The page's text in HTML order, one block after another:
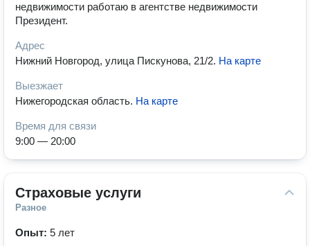
недвижимости работаю в агентстве недвижимости
Президент.
Адрес
Нижний Новгород, улица Пискунова, 21/2. На карте
Выезжает
Нижегородская область. На карте
Время для связи
9:00 — 20:00
Страховые услуги
Разное
Опыт: 5 лет